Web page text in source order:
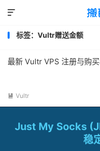

标签：Vultr赠送金额
最新 Vultr VPS 注册与购
 Vultr
Just My Socks
稳